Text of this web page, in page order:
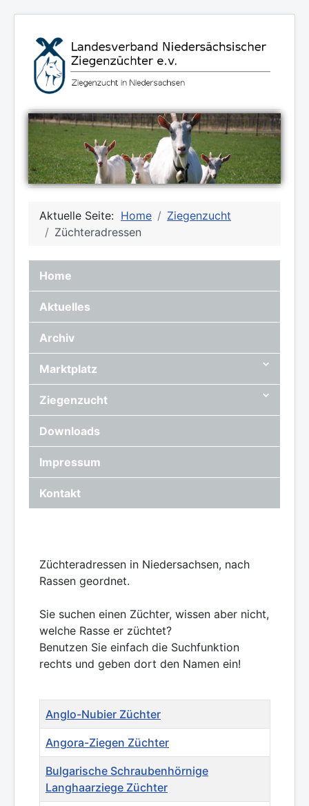
Aktuelle Seite: Home
Ziegenzucht
Züchteradressen
Home
Aktuelles
Archiv
Marktplatz
Ziegenzucht
Downloads
Impressum
Kontakt
Züchteradressen in Niedersachsen, nach
Rassen geordnet.
Sie suchen einen Züchter, wissen aber nicht,
welche Rasse er züchtet?
Benutzen Sie einfach die Suchfunktion
rechts und geben dort den Namen ein!
Articles
Titel
Anglo-Nubier Züchter
Angora-Ziegen Züchter
Bulgarische Schraubenhörnige
Langhaarziege Züchter